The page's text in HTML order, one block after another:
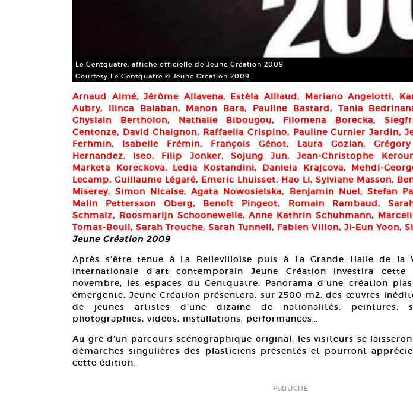
Le Centquatre, affiche officielle de Jeune Création 2009
Courtesy Le Centquatre © Jeune Création 2009
Arnaud Aimé, Jérôme Allavena, Estèla Alliaud, Mariano Angelotti,
Aubry, Ilinca Balaban, Manon Bara, Pauline Bastard, Tania
Ghyslain Bertholon, Nathalie Bibougou, Filomena Borecka,
Centonze, David Chaignon, Raffaella Crispino, Pauline Curnier Jardin,
Ferhmin, Isabelle Frémin, François Génot, Laura Gozlan,
Hernandez, Iseo, Filip Jonker, Sojung Jun, Jean-Christophe
Marketa Koreckova, Ledia Kostandini, Daniela Krajcova, Mehdi-
Lecamp, Guillaume Légaré, Emeric Lhuisset, Hao Li, Sylviane Masson,
Miserey, Simon Nicaise, Agata Nowosielska, Benjamin Nuel, Stefan
Malin Pettersson Oberg, Benoît Pingeot, Romain Rambaud,
Schmalz, Roosmarijn Schoonewelle, Anne Kathrin Schuhmann,
Tomas-Bouil, Sarah Trouche, Sarah Tunnell, Fabien Villon, Ji-Eun Yoon,
Jeune Création 2009
Après s’être tenue à La Bellevilloise puis à La Grande Halle de la
internationale d’art contemporain Jeune Création investira
novembre, les espaces du Centquatre. Panorama d’une création
émergente, Jeune Création présentera, sur 2500 m2, des œuvres
de jeunes artistes d’une dizaine de nationalités: peintures,
photographies, vidéos, installations, performances…
Au gré d’un parcours scénographique original, les visiteurs se
démarches singulières des plasticiens présentés et pourront
cette édition.
PUBLICITÉ